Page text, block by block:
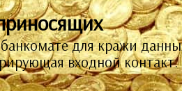
для кражи
входной